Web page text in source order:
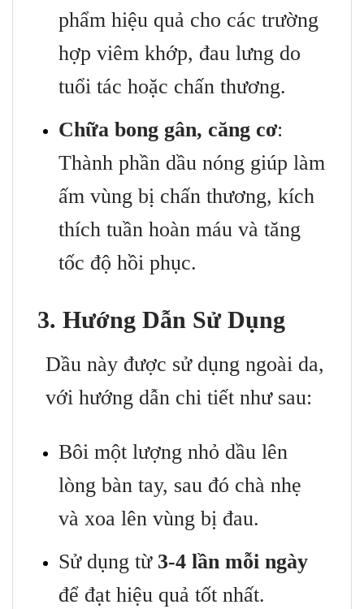
phẩm hiệu quả cho các trường
hợp viêm khớp, đau lưng do
tuổi tác hoặc chấn thương.
Chữa bong gân, căng cơ:
Thành phần dầu nóng giúp làm
ấm vùng bị chấn thương, kích
thích tuần hoàn máu và tăng
tốc độ hồi phục.
3. Hướng Dẫn Sử Dụng
Dầu này được sử dụng ngoài da,
với hướng dẫn chi tiết như sau:
Bôi một lượng nhỏ dầu lên
lòng bàn tay, sau đó chà nhẹ
và xoa lên vùng bị đau.
Sử dụng từ 3-4 lần mỗi ngày
để đạt hiệu quả tốt nhất.